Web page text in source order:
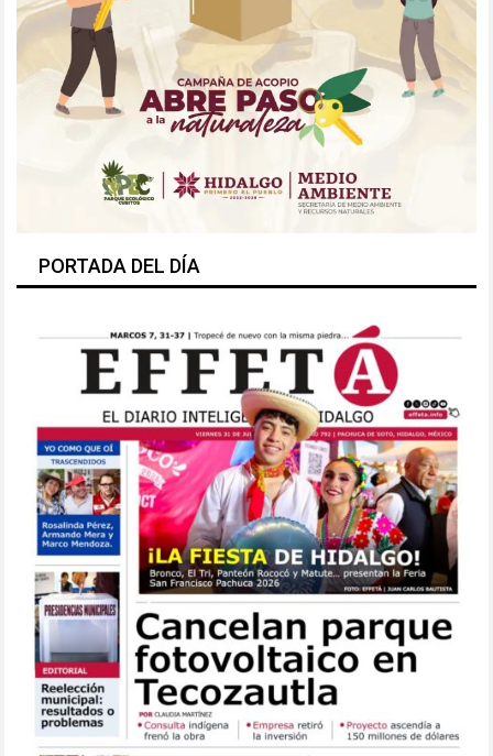
PORTADA DEL DÍA